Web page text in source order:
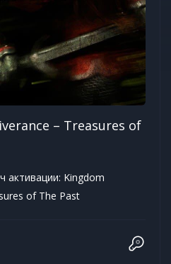
– Treasures of
активации: Kingdom
of The Past